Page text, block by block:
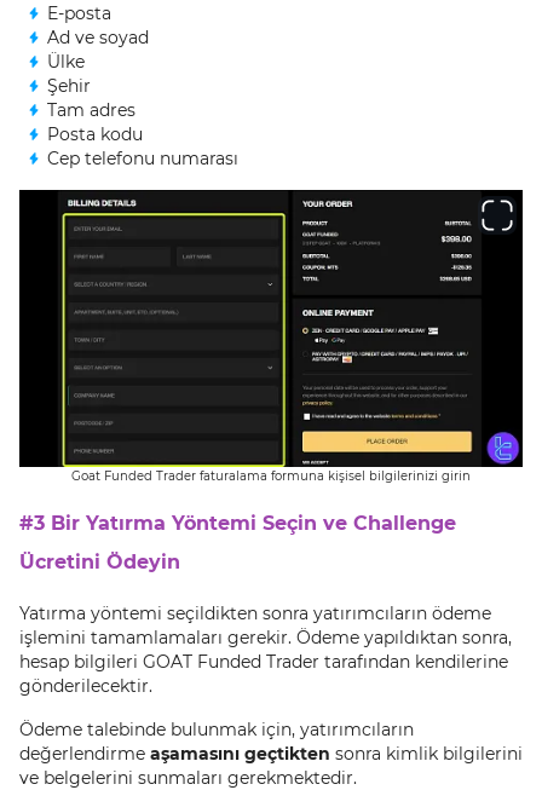
E-posta
Ad ve soyad
Ülke
Şehir
Tam adres
Posta kodu
Cep telefonu numarası
Goat Funded Trader faturalama formuna kişisel bilgilerinizi girin
#3 Bir Yatırma Yöntemi Seçin ve Challenge
Ücretini Ödeyin
Yatırma yöntemi seçildikten sonra yatırımcıların ödeme
işlemini tamamlamaları gerekir. Ödeme yapıldıktan sonra,
hesap bilgileri GOAT Funded Trader tarafından kendilerine
gönderilecektir.
Ödeme talebinde bulunmak için, yatırımcıların
değerlendirme aşamasını geçtikten sonra kimlik bilgilerini
ve belgelerini sunmaları gerekmektedir.